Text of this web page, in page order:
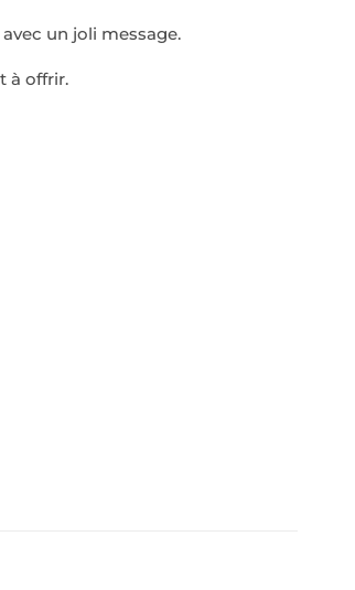
un joli message.
à offrir.